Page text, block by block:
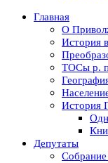
Главная
О
История
ТОСы р.
История
Депутаты
Собрание